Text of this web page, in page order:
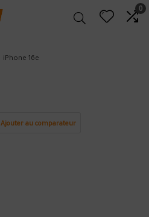
0
iPhone 16e
Ajouter au comparateur